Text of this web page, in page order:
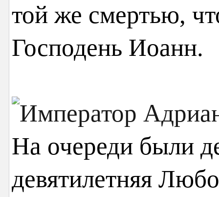
той же смертью,
Господень Иоанн.
На очереди были
девятилетняя